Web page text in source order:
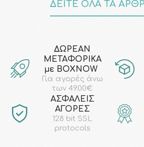
ΔΕΙΤΕ ΟΛΑ ΤΑ
ΔΩΡΕΑΝ
ΜΕΤΑΦΟΡΙΚΑ
με ΒΟΧΝΟW
Για αγορές άνω
των 49.00€
AΣΦΑΛΕΙΣ
ΑΓΟΡΕΣ
128 bit SSL
protocols